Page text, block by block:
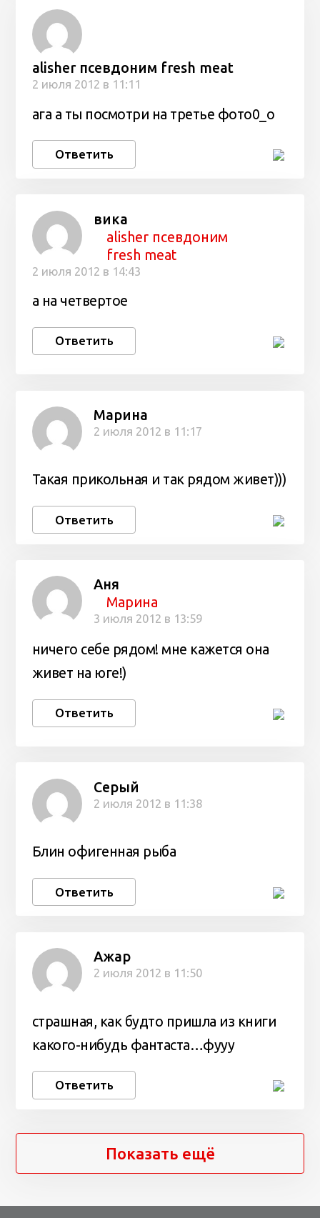
alisher псевдоним fresh meat
2 июля 2012 в 11:11
ага а ты посмотри на третье фото0_о
Ответить
вика
alisher псевдоним
fresh meat
2 июля 2012 в 14:43
а на четвертое
Ответить
Марина
2 июля 2012 в 11:17
Такая прикольная и так рядом живет)))
Ответить
Аня
Марина
3 июля 2012 в 13:59
ничего себе рядом! мне кажется она
живет на юге!)
Ответить
Серый
2 июля 2012 в 11:38
Блин офигенная рыба
Ответить
Ажар
2 июля 2012 в 11:50
страшная, как будто пришла из книги
какого-нибудь фантаста…фууу
Ответить
Показать ещё